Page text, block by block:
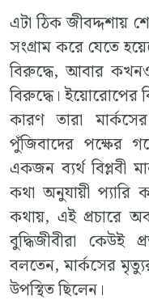
এটা ঠিক জীবদ্দশায়
সংগ্রাম করে যেতে
বিরুদ্ধে, আবার কখনও
বিরুদ্ধে। ইয়োরোপের
কারণ তারা
পুঁজিবাদের পক্ষের
একজন ব্যর্থ বিপ্লবী
কথা অনুযায়ী প্যারি
কথায়, এই প্রচারে
বুদ্ধিজীবীরা কেউই
বলতেন, মার্কসের
উপস্থিত ছিলেন।